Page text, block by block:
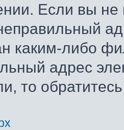
Если вы
каким-либо
адрес
то